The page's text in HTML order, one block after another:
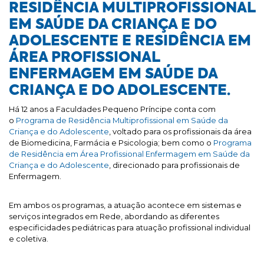
RESIDÊNCIA MULTIPROFISSIONAL
EM SAÚDE DA CRIANÇA E DO
ADOLESCENTE E RESIDÊNCIA EM
ÁREA PROFISSIONAL
ENFERMAGEM EM SAÚDE DA
CRIANÇA E DO ADOLESCENTE.
Há 12 anos a Faculdades Pequeno Príncipe conta com
o Programa de Residência Multiprofissional em Saúde da
Criança e do Adolescente , voltado para os profissionais da área
de Biomedicina, Farmácia e Psicologia; bem como o Programa
de Residência em Área Profissional Enfermagem em Saúde da
Criança e do Adolescente , direcionado para profissionais de
Enfermagem.
Em ambos os programas, a atuação acontece em sistemas e
serviços integrados em Rede, abordando as diferentes
especificidades pediátricas para atuação profissional individual
e coletiva.